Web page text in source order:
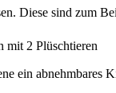
Diese sind zum
mit 2 Plüschtieren
ein abnehmbares